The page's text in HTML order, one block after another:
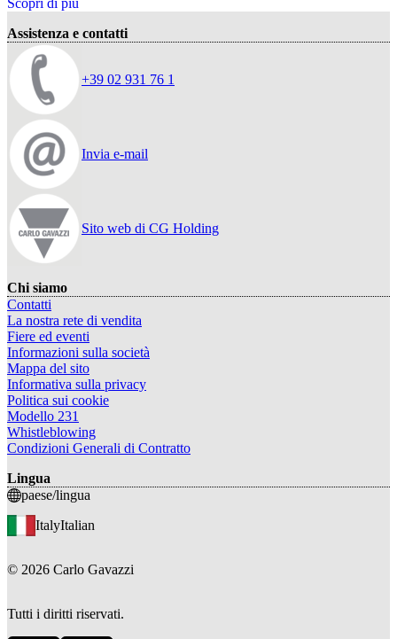
Scopri di più
Assistenza e contatti
+39 02 931 76 1
Invia e-mail
Sito web di CG Holding
Chi siamo
Contatti
La nostra rete di vendita
Fiere ed eventi
Informazioni sulla società
Mappa del sito
Informativa sulla privacy
Politica sui cookie
Modello 231
Whistleblowing
Condizioni Generali di Contratto
Lingua
paese/lingua
ItalyItalian
© 2026 Carlo Gavazzi
Tutti i diritti riservati.